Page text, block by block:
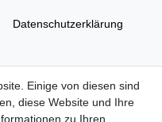
Daten­schutz­erklärung
HL-
Einige von diesen sind
diese Website und Ihre
zu Ihren